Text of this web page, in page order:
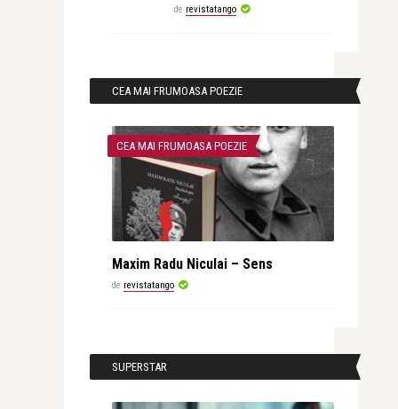
de revistatango
CEA MAI FRUMOASA POEZIE
CEA MAI FRUMOASA POEZIE
Maxim Radu Niculai – Sens
de revistatango
SUPERSTAR